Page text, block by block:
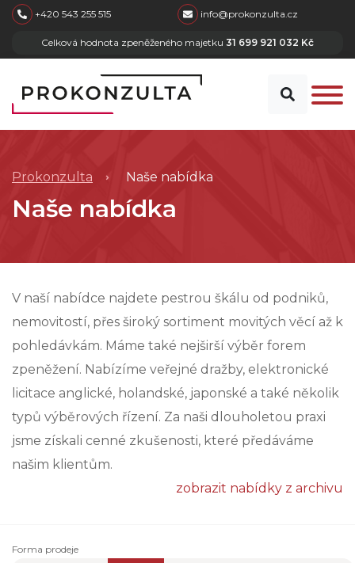
skip to main content
+420 543 255 515 info@prokonzulta.cz
Celková hodnota zpeněženého majetku 31 699 921 032 Kč
Prokonzulta Naše nabídka
Naše nabídka
V naší nabídce najdete pestrou škálu od podniků,
nemovitostí, přes široký sortiment movitých věcí až k
pohledávkám. Máme také nejširší výběr forem
zpeněžení. Nabízíme veřejné dražby, elektronické
licitace anglické, holandské, japonské a také několik
typů výběrových řízení. Za naši dlouholetou praxi
jsme získali cenné zkušenosti, které předáváme
našim klientům.
zobrazit nabídky z archivu
Forma prodeje